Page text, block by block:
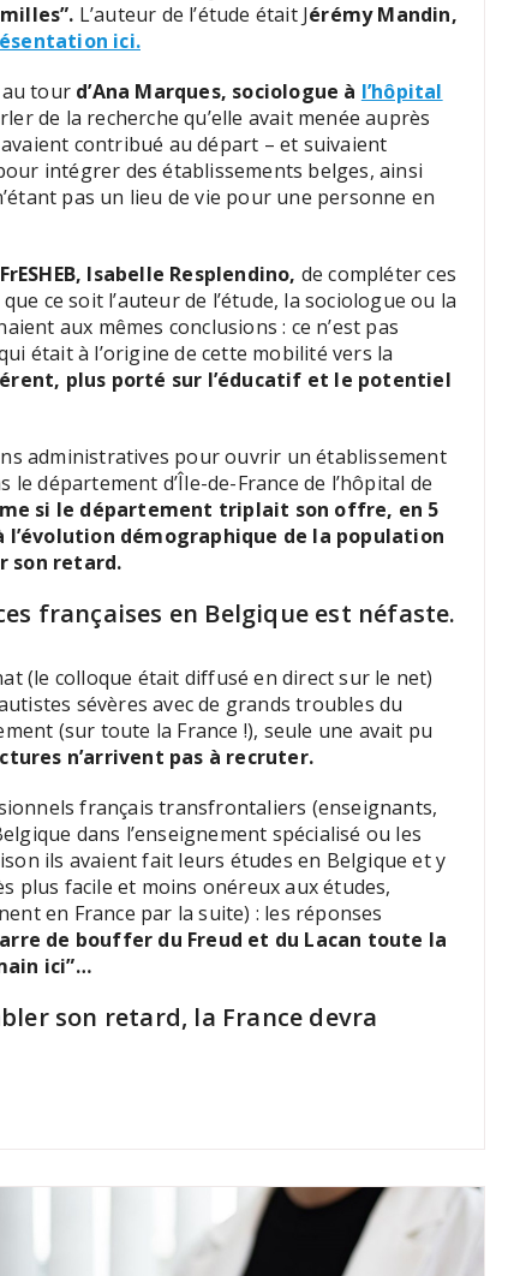
L’auteur de l’étude était Jérémy Mandin,
ici.
tour d’Ana Marques, sociologue à l’hôpital
de la recherche qu’elle avait menée auprès
contribué au départ – et suivaient
intégrer des établissements belges, ainsi
pas un lieu de vie pour une personne en
Isabelle Resplendino, de compléter ces
ce soit l’auteur de l’étude, la sociologue ou la
aux mêmes conclusions : ce n’est pas
était à l’origine de cette mobilité vers la
plus porté sur l’éducatif et le potentiel
administratives pour ouvrir un établissement
le département d’Île-de-France de l’hôpital de
si le département triplait son offre, en 5
démographique de la population
son retard.
françaises en Belgique est néfaste.
(le colloque était diffusé en direct sur le net)
sévères avec de grands troubles du
(sur toute la France !), seule une avait pu
n’arrivent pas à recruter.
français transfrontaliers (enseignants,
dans l’enseignement spécialisé ou les
ils avaient fait leurs études en Belgique et y
plus facile et moins onéreux aux études,
en France par la suite) : les réponses
de bouffer du Freud et du Lacan toute la
ici”…
son retard, la France devra